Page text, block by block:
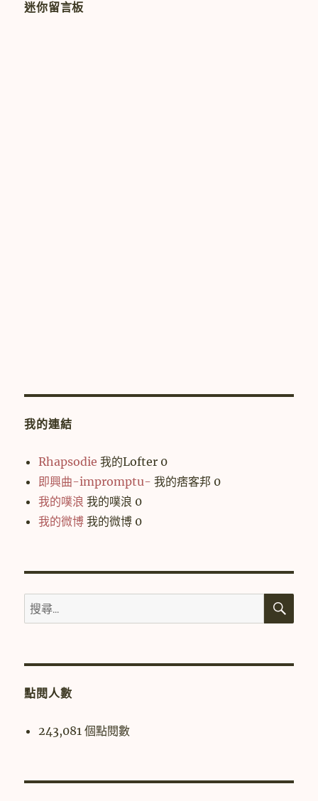
迷你留言板
我的連結
Rhapsodie 我的Lofter 0
即興曲-impromptu- 我的痞客邦 0
我的噗浪 我的噗浪 0
我的微博 我的微博 0
搜
尋
鍵
搜
點閱人數
243,081 個點閱數